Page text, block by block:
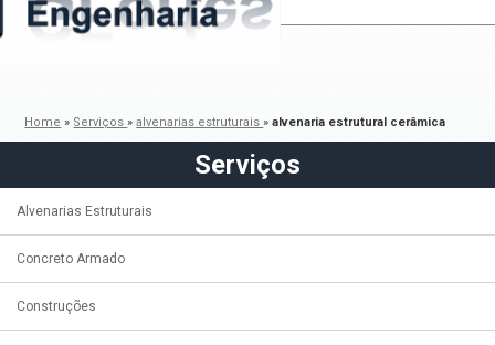
Home » Serviços»alvenarias estruturais»alvenaria estrutural cerâmica
Serviços
Alvenarias Estruturais
Concreto Armado
Construções